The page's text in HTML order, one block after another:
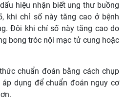
hiệu nhận biết ung thư buồng
khi chỉ số này tăng cao ở bệnh
Đôi khi chỉ số này tăng cao do
bong tróc nội mạc tử cung hoặc
chuẩn đoán bằng cách chụp
áp dụng để chuẩn đoán nguy cơ